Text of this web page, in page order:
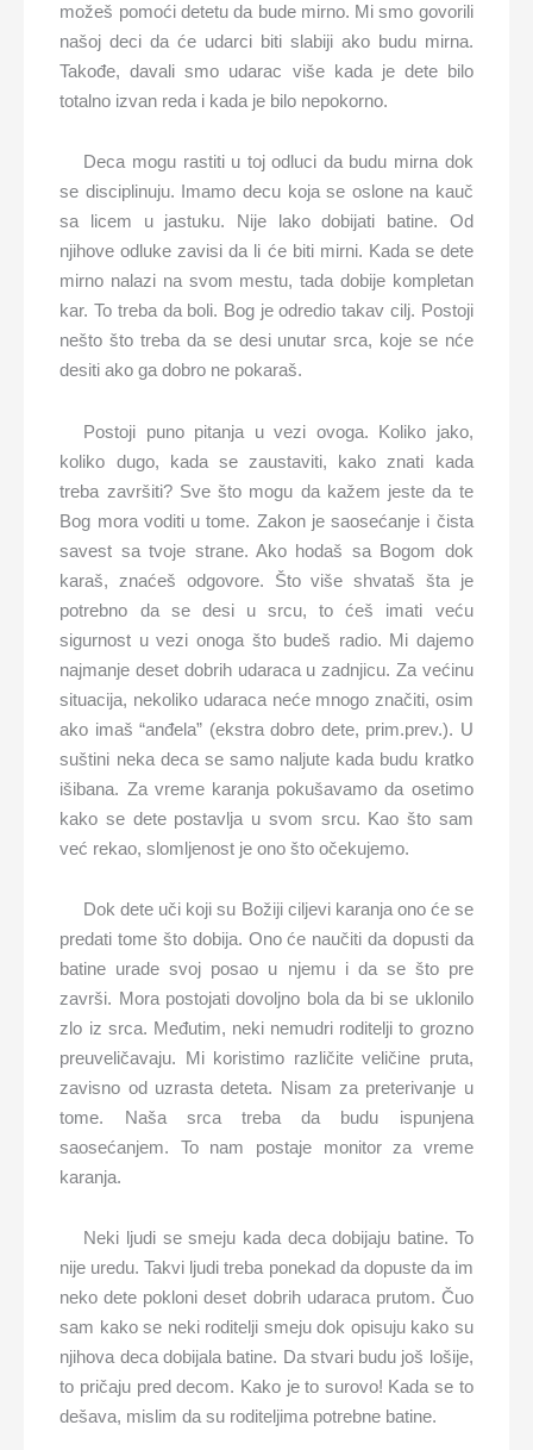
možeš pomoći detetu da bude mirno. Mi smo govorili
našoj deci da će udarci biti slabiji ako budu mirna.
Takođe, davali smo udarac više kada je dete bilo
totalno izvan reda i kada je bilo nepokorno.
Deca mogu rastiti u toj odluci da budu mirna dok
se disciplinuju. Imamo decu koja se oslone na kauč
sa licem u jastuku. Nije lako dobijati batine. Od
njihove odluke zavisi da li će biti mirni. Kada se dete
mirno nalazi na svom mestu, tada dobije kompletan
kar. To treba da boli. Bog je odredio takav cilj. Postoji
nešto što treba da se desi unutar srca, koje se nće
desiti ako ga dobro ne pokaraš.
Postoji puno pitanja u vezi ovoga. Koliko jako,
koliko dugo, kada se zaustaviti, kako znati kada
treba završiti? Sve što mogu da kažem jeste da te
Bog mora voditi u tome. Zakon je saosećanje i čista
savest sa tvoje strane. Ako hodaš sa Bogom dok
karaš, znaćeš odgovore. Što više shvataš šta je
potrebno da se desi u srcu, to ćeš imati veću
sigurnost u vezi onoga što budeš radio. Mi dajemo
najmanje deset dobrih udaraca u zadnjicu. Za većinu
situacija, nekoliko udaraca neće mnogo značiti, osim
ako imaš “anđela” (ekstra dobro dete, prim.prev.). U
suštini neka deca se samo naljute kada budu kratko
išibana. Za vreme karanja pokušavamo da osetimo
kako se dete postavlja u svom srcu. Kao što sam
već rekao, slomljenost je ono što očekujemo.
Dok dete uči koji su Božiji ciljevi karanja ono će se
predati tome što dobija. Ono će naučiti da dopusti da
batine urade svoj posao u njemu i da se što pre
završi. Mora postojati dovoljno bola da bi se uklonilo
zlo iz srca. Međutim, neki nemudri roditelji to grozno
preuveličavaju. Mi koristimo različite veličine pruta,
zavisno od uzrasta deteta. Nisam za preterivanje u
tome. Naša srca treba da budu ispunjena
saosećanjem. To nam postaje monitor za vreme
karanja.
Neki ljudi se smeju kada deca dobijaju batine. To
nije uredu. Takvi ljudi treba ponekad da dopuste da im
neko dete pokloni deset dobrih udaraca prutom. Čuo
sam kako se neki roditelji smeju dok opisuju kako su
njihova deca dobijala batine. Da stvari budu još lošije,
to pričaju pred decom. Kako je to surovo! Kada se to
dešava, mislim da su roditeljima potrebne batine.